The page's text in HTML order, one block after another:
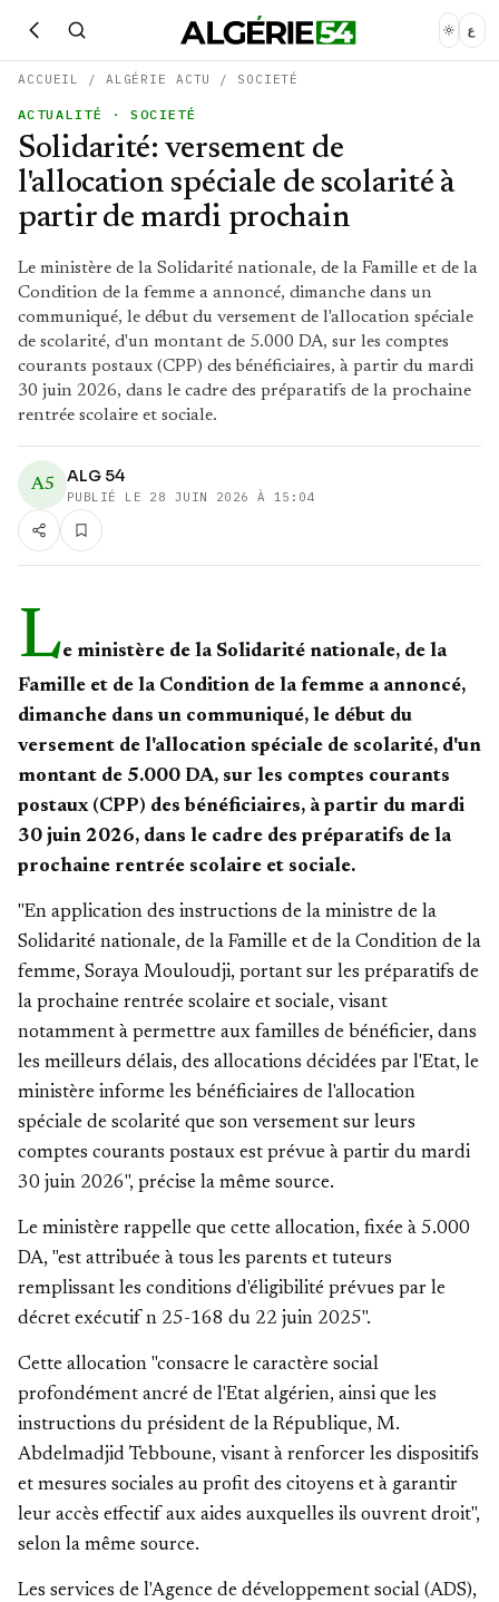
ع
ACCUEIL / ALGÉRIE ACTU / SOCIETÉ
ACTUALITÉ · SOCIETÉ
Solidarité: versement de
l'allocation spéciale de scolarité à
partir de mardi prochain
Le ministère de la Solidarité nationale, de la Famille et de la
Condition de la femme a annoncé, dimanche dans un
communiqué, le début du versement de l'allocation spéciale
de scolarité, d'un montant de 5.000 DA, sur les comptes
courants postaux (CPP) des bénéficiaires, à partir du mardi
30 juin 2026, dans le cadre des préparatifs de la prochaine
rentrée scolaire et sociale.
A5 ALG 54
PUBLIÉ LE 28 JUIN 2026 À 15:04
Le ministère de la Solidarité nationale, de la
Famille et de la Condition de la femme a annoncé,
dimanche dans un communiqué, le début du
versement de l'allocation spéciale de scolarité, d'un
montant de 5.000 DA, sur les comptes courants
postaux (CPP) des bénéficiaires, à partir du mardi
30 juin 2026, dans le cadre des préparatifs de la
prochaine rentrée scolaire et sociale.
"En application des instructions de la ministre de la
Solidarité nationale, de la Famille et de la Condition de la
femme, Soraya Mouloudji, portant sur les préparatifs de
la prochaine rentrée scolaire et sociale, visant
notamment à permettre aux familles de bénéficier, dans
les meilleurs délais, des allocations décidées par l'Etat, le
ministère informe les bénéficiaires de l'allocation
spéciale de scolarité que son versement sur leurs
comptes courants postaux est prévue à partir du mardi
30 juin 2026", précise la même source.
Le ministère rappelle que cette allocation, fixée à 5.000
DA, "est attribuée à tous les parents et tuteurs
remplissant les conditions d'éligibilité prévues par le
décret exécutif n 25-168 du 22 juin 2025".
Cette allocation "consacre le caractère social
profondément ancré de l'Etat algérien, ainsi que les
instructions du président de la République, M.
Abdelmadjid Tebboune, visant à renforcer les dispositifs
et mesures sociales au profit des citoyens et à garantir
leur accès effectif aux aides auxquelles ils ouvrent droit",
selon la même source.
Les services de l'Agence de développement social (ADS),